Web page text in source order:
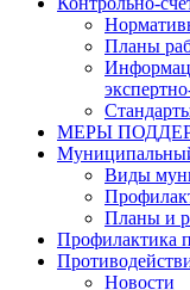
Планы
МЕРЫ
Виды
Планы и
Профилактика
Новости